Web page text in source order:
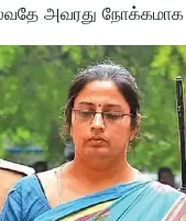
அவரது நோக்கமாக